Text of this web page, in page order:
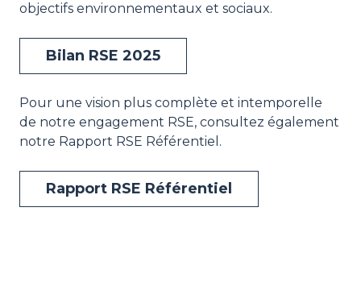
objectifs environnementaux et sociaux.
Bilan RSE 2025
Pour une vision plus complète et intemporelle
de notre engagement RSE, consultez également
notre Rapport RSE Référentiel.
Rapport RSE Référentiel